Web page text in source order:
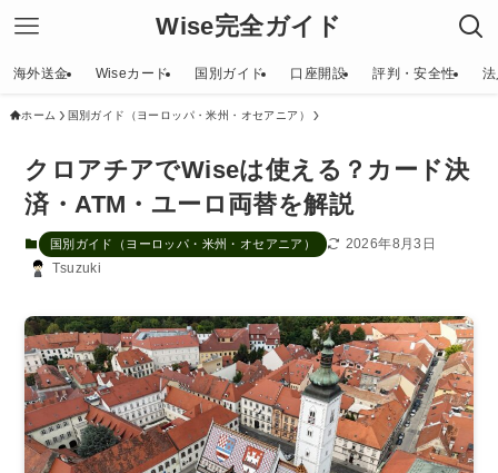
Wise完全ガイド
海外送金 Wiseカード 国別ガイド 口座開設 評判・安全性
ホーム 国別ガイド（ヨーロッパ・米州・オセアニア）
クロアチアでWiseは使える？カード決
済・ATM・ユーロ両替を解説
国別ガイド（ヨーロッパ・米州・オセアニア）
2026年8月3日
Tsuzuki